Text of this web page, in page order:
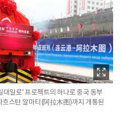
일로' 프로젝트의 하나로 중국 동부
스탄 알마티(阿拉木图)까지 개통된